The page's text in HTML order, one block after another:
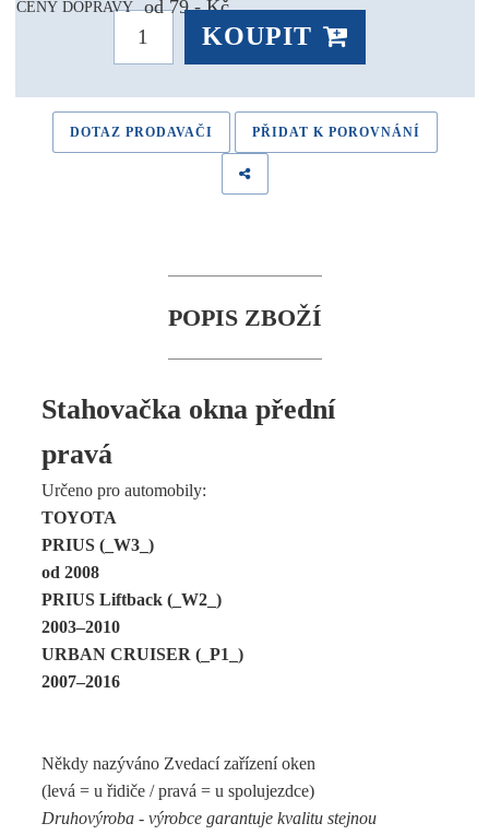
CENY DOPRAVY od 79,- Kč
KOUPIT
DOTAZ PRODAVAČI PŘIDAT K POROVNÁNÍ
POPIS ZBOŽÍ
Stahovačka okna přední
pravá
Určeno pro automobily:
TOYOTA
PRIUS (_W3_)
od 2008
PRIUS Liftback (_W2_)
2003–2010
URBAN CRUISER (_P1_)
2007–2016
Někdy nazýváno Zvedací zařízení oken
(levá = u řidiče / pravá = u spolujezdce)
Druhovýroba - výrobce garantuje kvalitu stejnou